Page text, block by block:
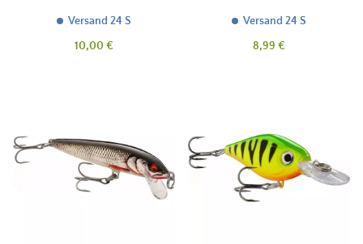
Versand 24 S
Preis
10,00 €
Versand 24 S
Preis
8,99 €